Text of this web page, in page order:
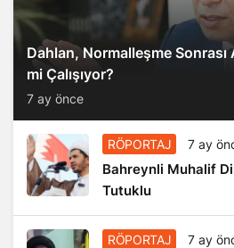
Dahlan, Normalleşme Sonrası
mi Çalışıyor?
7 ay önce
RÖPORTAJ 7 ay
Bahreynli Muhalif
Tutuklu
RÖPORTAJ 7 ay